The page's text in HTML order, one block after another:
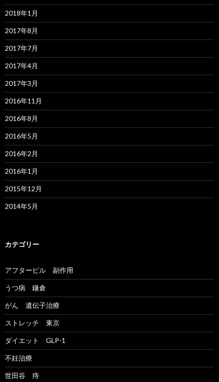
2018年1月
2017年8月
2017年7月
2017年4月
2017年3月
2016年11月
2016年8月
2016年5月
2016年2月
2016年1月
2015年12月
2014年5月
カテゴリー
アフターピル 副作用
うつ病 鎌倉
がん 遺伝子治療
ストレッチ 東京
ダイエット GLP-1
不妊治療
世田谷 痔